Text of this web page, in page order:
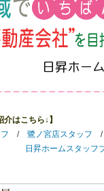
はこちら↓】
/ 鷺ノ宮店スタッフ
グ
日昇ホームスタッフ